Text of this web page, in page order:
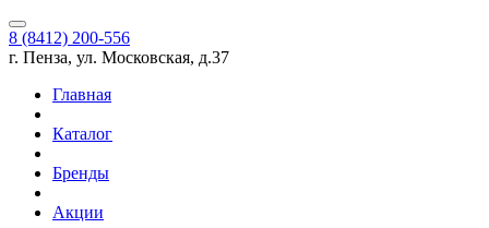
8 (8412) 200-556
г. Пенза, ул. Московская, д.37
Главная
Каталог
Бренды
Акции